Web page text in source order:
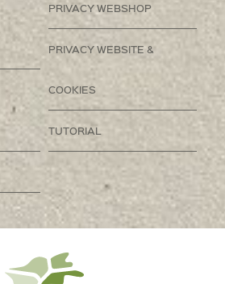
PRIVACY WEBSHOP
PRIVACY WEBSITE &
COOKIES
TUTORIAL